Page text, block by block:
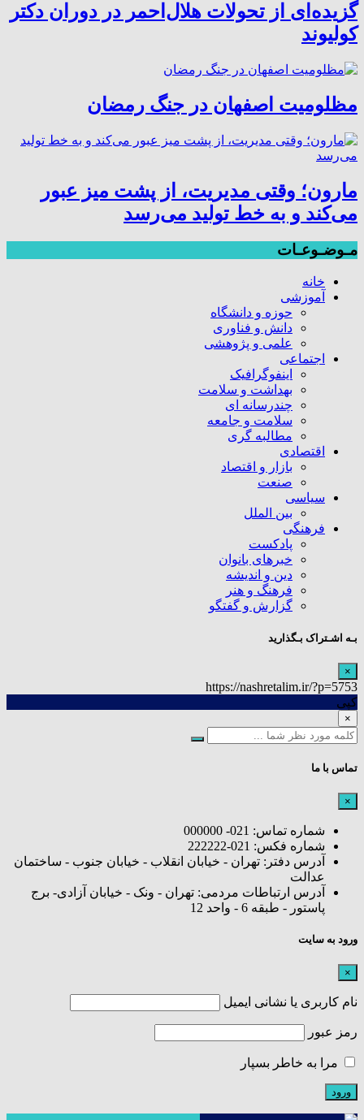
گزیده‌ای از تحولات هلال‌احمر در دوران دکتر
کولیوند
مظلومیت اصفهان در جنگ رمضان
مارون؛ وقتی مدیریت، از پشت میز عبور
می‌کند و به خط تولید می‌رسد
مـوضـوعـات
خانه
آموزشی
حوزه و دانشگاه
دانش و فناوری
علمی و پژوهشی
اجتماعی
اینفوگرافیک
بهداشت و سلامت
چندرسانه ای
سلامت و جامعه
مطالبه گری
اقتصادی
بازار و اقتصاد
صنعت
سیاسی
بین الملل
فرهنگی
پادکست
خبرهای بانوان
دین و اندیشه
فرهنگ و هنر
گزارش و گفتگو
بـه اشـتراک بـگذارید
×
https://nashretalim.ir/?p=5753
کپی
×
تماس با ما
×
شماره تماس: 021- 000000
شماره فکس: 021-222222
آدرس دفتر: تهران - خیابان انقلاب - خیابان جنوب - ساختمان
عدالت
آدرس ارتباطات مردمی: تهران - ونک - خیابان آزادی- برج
پاستور - طبقه 6 - واحد 12
ورود به سایت
×
نام کاربری یا نشانی ایمیل
رمز عبور
مرا به خاطر بسپار